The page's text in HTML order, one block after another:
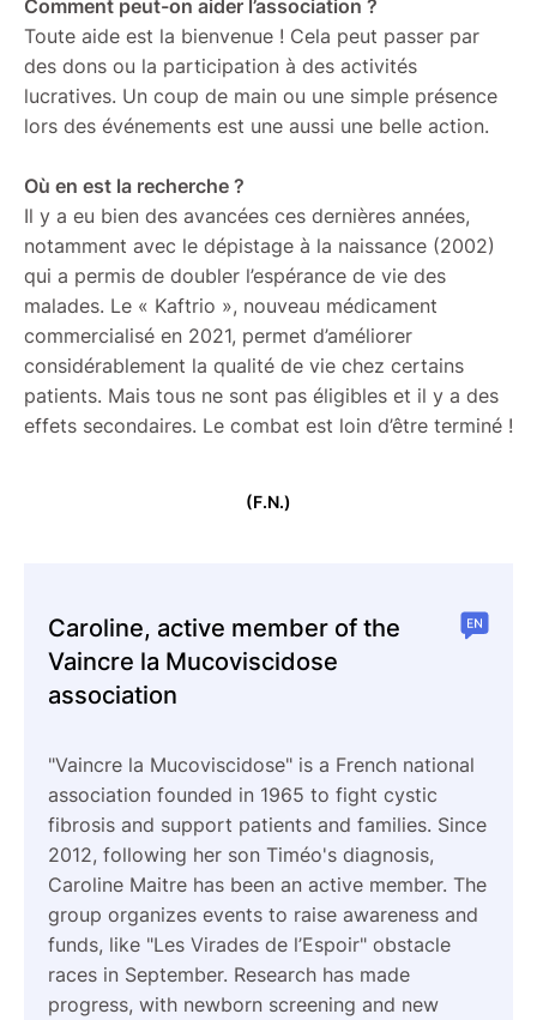
Comment peut-on aider l’association ?
Toute aide est la bienvenue ! Cela peut passer par
des dons ou la participation à des activités
lucratives. Un coup de main ou une simple présence
lors des événements est une aussi une belle action.
Où en est la recherche ?
Il y a eu bien des avancées ces dernières années,
notamment avec le dépistage à la naissance (2002)
qui a permis de doubler l’espérance de vie des
malades. Le « Kaftrio », nouveau médicament
commercialisé en 2021, permet d’améliorer
considérablement la qualité de vie chez certains
patients. Mais tous ne sont pas éligibles et il y a des
effets secondaires. Le combat est loin d’être terminé !
(F.N.)
Caroline, active member of the
Vaincre la Mucoviscidose
association
"Vaincre la Mucoviscidose" is a French national
association founded in 1965 to fight cystic
fibrosis and support patients and families. Since
2012, following her son Timéo's diagnosis,
Caroline Maitre has been an active member. The
group organizes events to raise awareness and
funds, like "Les Virades de l’Espoir" obstacle
races in September. Research has made
progress, with newborn screening and new